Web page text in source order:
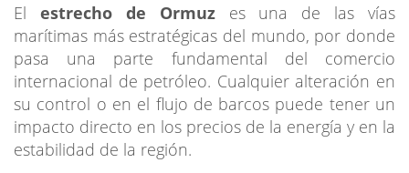
El estrecho de Ormuzes una de las vías
marítimas más estratégicas del mundo, por donde
pasa una parte fundamental del comercio
internacional de petróleo. Cualquier alteración en
su control o en el flujo de barcos puede tener un
impacto directo en los precios de la energía y en la
estabilidad de la región.